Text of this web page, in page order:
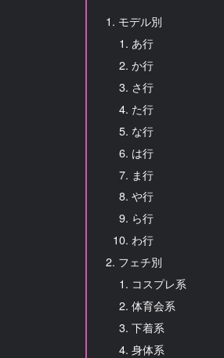
モデル別
あ行
か行
さ行
た行
な行
は行
ま行
や行
ら行
わ行
フェチ別
コスプレ系
体育会系
下着系
身体系